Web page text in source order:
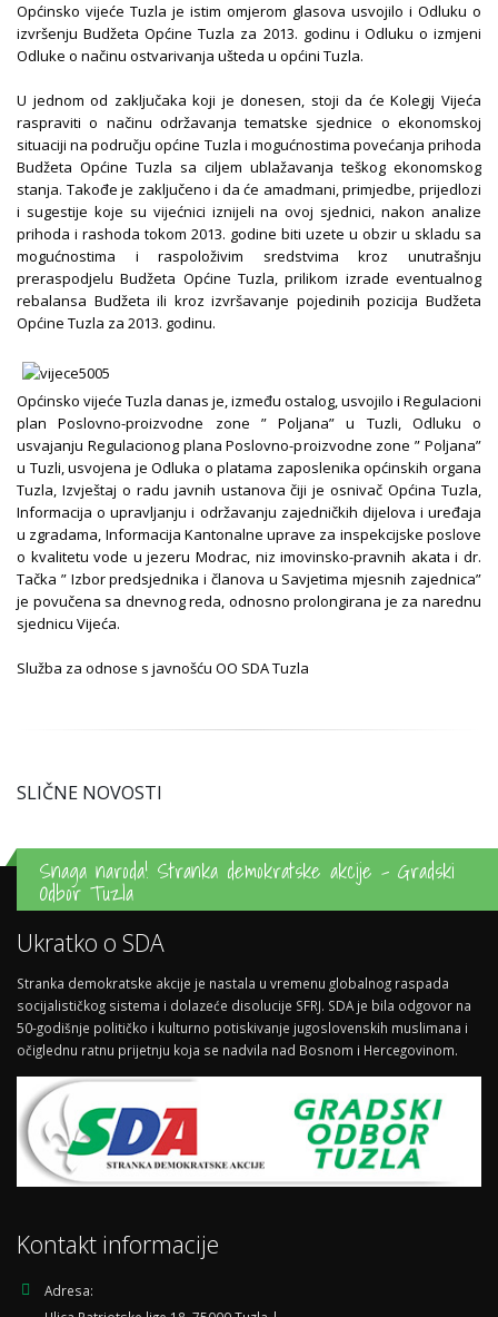
Općinsko vijeće Tuzla je istim omjerom glasova usvojilo i Odluku o
izvršenju Budžeta Općine Tuzla za 2013. godinu i Odluku o izmjeni
Odluke o načinu ostvarivanja ušteda u općini Tuzla.
U jednom od zaključaka koji je donesen, stoji da će Kolegij Vijeća
raspraviti o načinu održavanja tematske sjednice o ekonomskoj
situaciji na području općine Tuzla i mogućnostima povećanja prihoda
Budžeta Općine Tuzla sa ciljem ublažavanja teškog ekonomskog
stanja. Takođe je zaključeno i da će amadmani, primjedbe, prijedlozi
i sugestije koje su vijećnici iznijeli na ovoj sjednici, nakon analize
prihoda i rashoda tokom 2013. godine biti uzete u obzir u skladu sa
mogućnostima i raspoloživim sredstvima kroz unutrašnju
preraspodjelu Budžeta Općine Tuzla, prilikom izrade eventualnog
rebalansa Budžeta ili kroz izvršavanje pojedinih pozicija Budžeta
Općine Tuzla za 2013. godinu.
Općinsko vijeće Tuzla danas je, između ostalog, usvojilo i Regulacioni
plan Poslovno-proizvodne zone ” Poljana” u Tuzli, Odluku o
usvajanju Regulacionog plana Poslovno-proizvodne zone ” Poljana”
u Tuzli, usvojena je Odluka o platama zaposlenika općinskih organa
Tuzla, Izvještaj o radu javnih ustanova čiji je osnivač Općina Tuzla,
Informacija o upravljanju i održavanju zajedničkih dijelova i uređaja
u zgradama, Informacija Kantonalne uprave za inspekcijske poslove
o kvalitetu vode u jezeru Modrac, niz imovinsko-pravnih akata i dr.
Tačka ” Izbor predsjednika i članova u Savjetima mjesnih zajednica”
je povučena sa dnevnog reda, odnosno prolongirana je za narednu
sjednicu Vijeća.
Služba za odnose s javnošću OO SDA Tuzla
SLIČNE NOVOSTI
Snaga naroda! Stranka demokratske akcije - Gradski
Odbor Tuzla
Ukratko o SDA
Stranka demokratske akcije je nastala u vremenu globalnog raspada
socijalističkog sistema i dolazeće disolucije SFRJ. SDA je bila odgovor na
50-godišnje političko i kulturno potiskivanje jugoslovenskih muslimana i
očiglednu ratnu prijetnju koja se nadvila nad Bosnom i Hercegovinom.
Kontakt informacije
Adresa: